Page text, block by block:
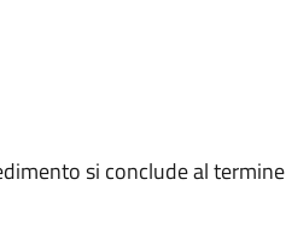
si conclude al termine